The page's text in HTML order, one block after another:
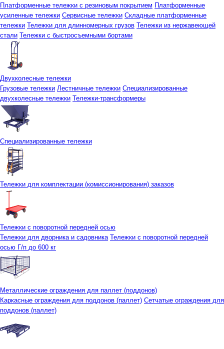
Платформенные тележки с резиновым покрытием Платформенные
усиленные тележки Сервисные тележки Складные платформенные
тележки Тележки для длинномерных грузов Тележки из нержавеющей
стали Тележки с быстросъемными бортами
Двухколесные тележки
Грузовые тележки Лестничные тележки Специализированные
двухколесные тележки Тележки-трансформеры
Специализированные тележки
Тележки для комплектации (комиссионирования) заказов
Тележки с поворотной передней осью
Тележки для дворника и садовника Тележки с поворотной передней
осью Г/п до 600 кг
Металлические ограждения для паллет (поддонов)
Каркасные ограждения для поддонов (паллет) Сетчатые ограждения для
поддонов (паллет)